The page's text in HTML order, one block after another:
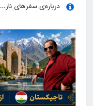
درباره‌ی سفرهای ناز...